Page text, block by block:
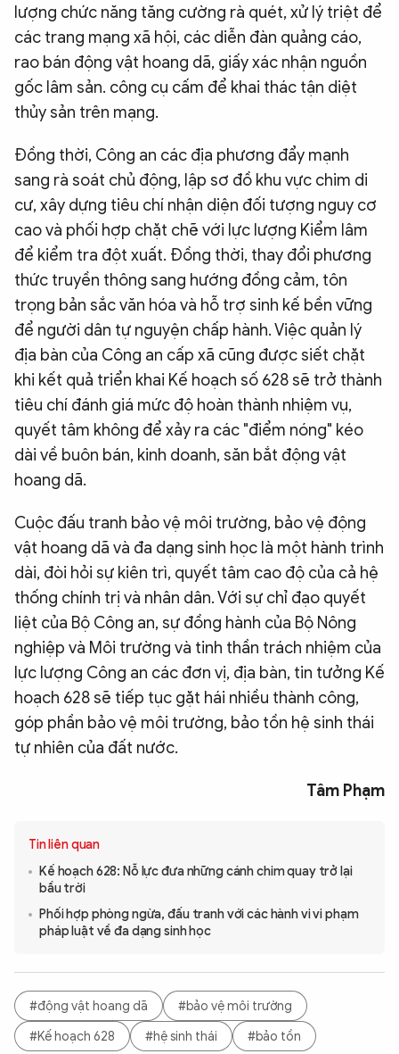
lượng chức năng tăng cường rà quét, xử lý triệt để
các trang mạng xã hội, các diễn đàn quảng cáo,
rao bán động vật hoang dã, giấy xác nhận nguồn
gốc lâm sản. công cụ cấm để khai thác tận diệt
thủy sản trên mạng.
Đồng thời, Công an các địa phương đẩy mạnh
sang rà soát chủ động, lập sơ đồ khu vực chim di
cư, xây dựng tiêu chí nhận diện đối tượng nguy cơ
cao và phối hợp chặt chẽ với lực lượng Kiểm lâm
để kiểm tra đột xuất. Đồng thời, thay đổi phương
thức truyền thông sang hướng đồng cảm, tôn
trọng bản sắc văn hóa và hỗ trợ sinh kế bền vững
để người dân tự nguyện chấp hành. Việc quản lý
địa bàn của Công an cấp xã cũng được siết chặt
khi kết quả triển khai Kế hoạch số 628 sẽ trở thành
tiêu chí đánh giá mức độ hoàn thành nhiệm vụ,
quyết tâm không để xảy ra các "điểm nóng" kéo
dài về buôn bán, kinh doanh, săn bắt động vật
hoang dã.
Cuộc đấu tranh bảo vệ môi trường, bảo vệ động
vật hoang dã và đa dạng sinh học là một hành trình
dài, đòi hỏi sự kiên trì, quyết tâm cao độ của cả hệ
thống chính trị và nhân dân. Với sự chỉ đạo quyết
liệt của Bộ Công an, sự đồng hành của Bộ Nông
nghiệp và Môi trường và tinh thần trách nhiệm của
lực lượng Công an các đơn vị, địa bàn, tin tưởng Kế
hoạch 628 sẽ tiếp tục gặt hái nhiều thành công,
góp phần bảo vệ môi trường, bảo tồn hệ sinh thái
tự nhiên của đất nước.
Tâm Phạm
Tin liên quan
Kế hoạch 628: Nỗ lực đưa những cánh chim quay trở lại
bầu trời
Phối hợp phòng ngừa, đấu tranh với các hành vi vi phạm
pháp luật về đa dạng sinh học
#động vật hoang dã
#bảo vệ môi trường
#Kế hoạch 628
#hệ sinh thái #bảo tồn